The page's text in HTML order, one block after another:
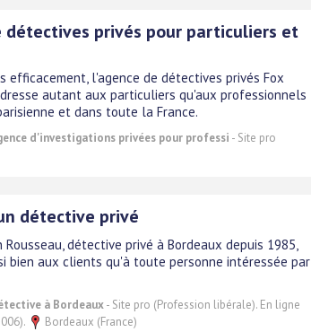
détectives privés pour particuliers et
efficacement, l'agence de détectives privés Fox
autant aux particuliers qu'aux professionnels
et dans toute la France.
d'investigations privées pour professi - Site pro
détective privé
Rousseau, détective privé à Bordeaux depuis 1985,
bien aux clients qu'à toute personne intéressée par
à Bordeaux- Site pro (Profession libérale). En ligne
Bordeaux (France)